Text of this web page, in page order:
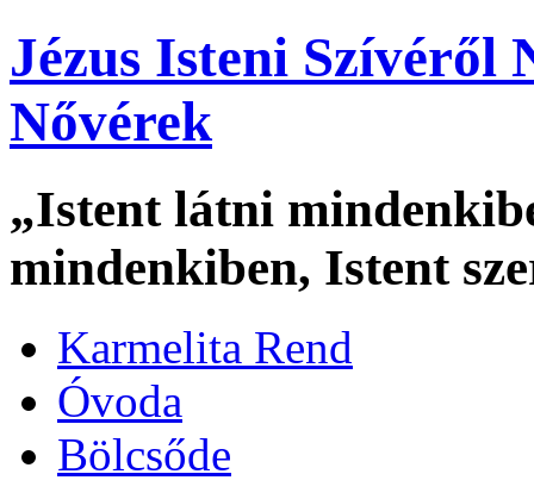
Jézus Isteni Szívéről
Nővérek
„Istent látni
mindenkiben, Istent
Karmelita Rend
Óvoda
Bölcsőde